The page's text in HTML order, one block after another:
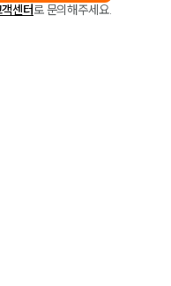
센터로 문의해주세요.